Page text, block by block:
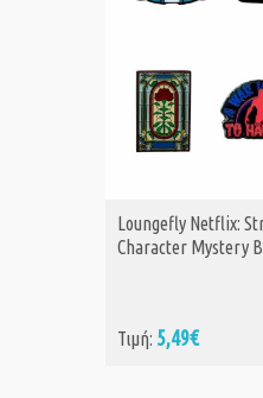
ΑΓΟΡΑ
Loungefly Netflix:
Character Mystery
Τιμή: 5,49€